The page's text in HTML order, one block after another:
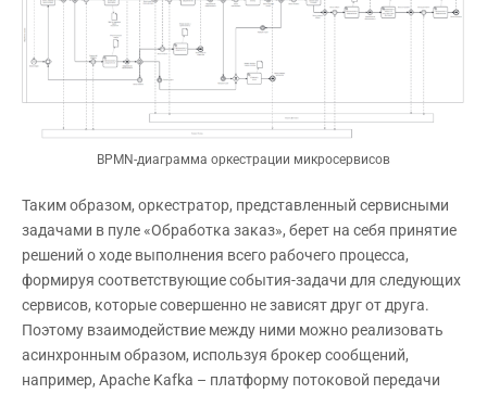
BPMN-диаграмма оркестрации микросервисов
Таким образом, оркестратор, представленный сервисными
задачами в пуле «Обработка заказ», берет на себя принятие
решений о ходе выполнения всего рабочего процесса,
формируя соответствующие события-задачи для следующих
сервисов, которые совершенно не зависят друг от друга.
Поэтому взаимодействие между ними можно реализовать
асинхронным образом, используя брокер сообщений,
например, Apache Kafka – платформу потоковой передачи